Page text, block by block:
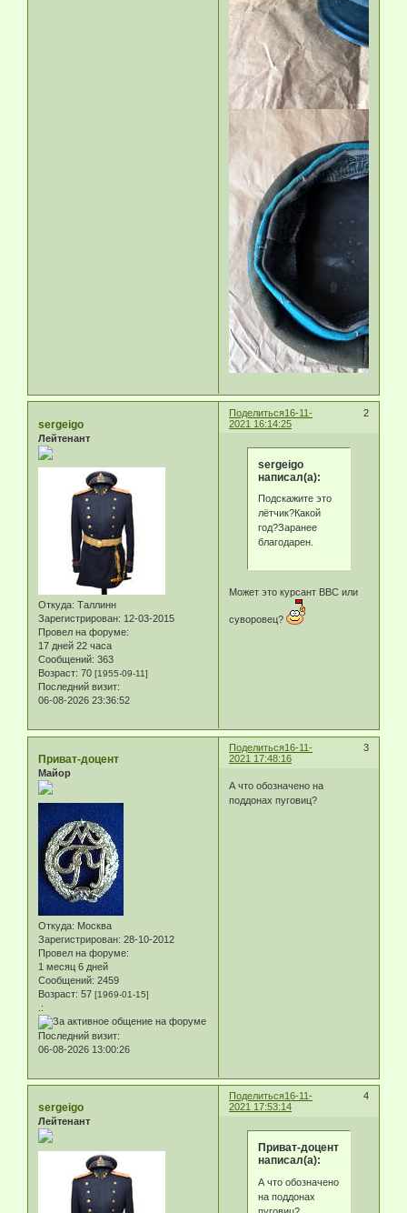
Поделиться 2
16-11-
2021 16:14:25
sergeigo
Лейтенант
Откуда: Таллинн
Зарегистрирован: 12-03-2015
Провел на форуме:
17 дней 22 часа
Сообщений: 363
Возраст: 70 [1955-09-11]
Последний визит:
06-08-2026 23:36:52
sergeigo
написал(а):
Подскажите это
лётчик?Какой
год?Заранее
благодарен.
Может это курсант ВВС или
суворовец?
Поделиться 3
16-11-
2021 17:48:16
Приват-доцент
Майор
Откуда: Москва
Зарегистрирован: 28-10-2012
Провел на форуме:
1 месяц 6 дней
Сообщений: 2459
Возраст: 57 [1969-01-15]
.:
Последний визит:
06-08-2026 13:00:26
А что обозначено на
поддонах пуговиц?
Поделиться 4
16-11-
2021 17:53:14
sergeigo
Лейтенант
Приват-доцент
написал(а):
А что обозначено
на поддонах